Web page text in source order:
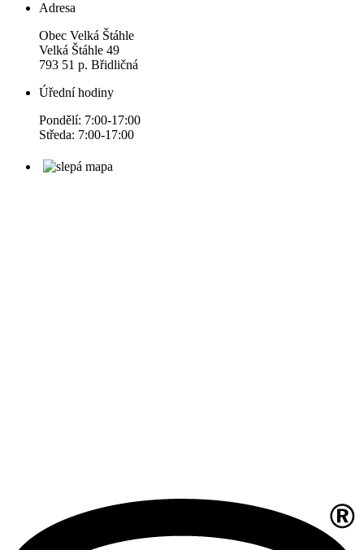
Adresa
Obec Velká Štáhle
Velká Štáhle 49
793 51 p. Břidličná
Úřední hodiny
Pondělí: 7:00-17:00
Středa: 7:00-17:00